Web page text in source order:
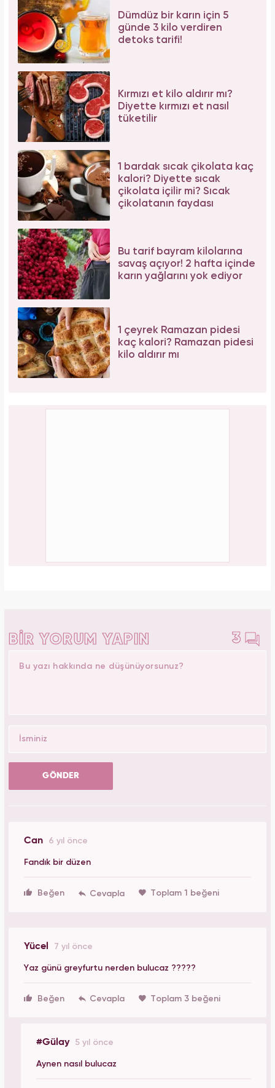
Dümdüz bir karın için 5
günde 3 kilo verdiren
detoks tarifi!
Kırmızı et kilo aldırır mı?
Diyette kırmızı et nasıl
tüketilir
1 bardak sıcak çikolata kaç
kalori? Diyette sıcak
çikolata içilir mi? Sıcak
çikolatanın faydası
Bu tarif bayram kilolarına
savaş açıyor! 2 hafta içinde
karın yağlarını yok ediyor
1 çeyrek Ramazan pidesi
kaç kalori? Ramazan pidesi
kilo aldırır mı
BİR YORUM YAPIN 3
GÖNDER
Can 6 yıl önce
Fandık bir düzen
Beğen Toplam 1 beğeni
Yücel 7 yıl önce
Yaz günü greyfurtu nerden bulucaz ?????
Beğen Toplam 3 beğeni
#Gülay 5 yıl önce
Aynen nasıl bulucaz